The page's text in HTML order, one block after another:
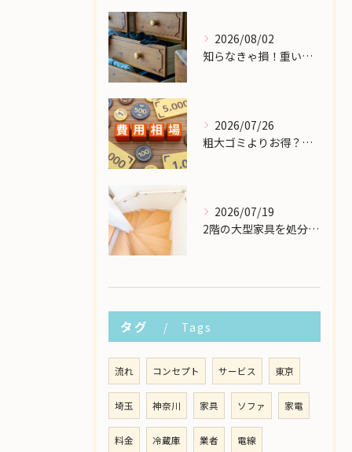
2026/08/02
知らなきゃ損！重い大型家具の配送費用を格安に抑える裏ワザ
2026/07/26
粗大ゴミよりお得？大型家具の処分業者にかかる費用相場を解説
2026/07/19
2階の大型家具を処分したい！狭い階段から安全に下ろす方法
タグ Tags
流れ コンセプト サービス 東京
埼玉 神奈川 家具 ソファ 家電
料金 冷蔵庫 業者 電線